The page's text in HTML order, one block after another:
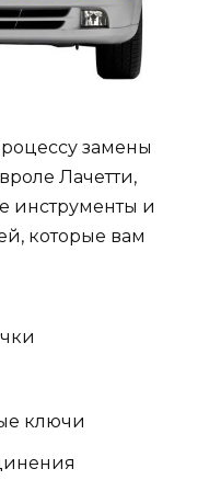
замены
Лачетти,
инструменты и
которые вам
ключи